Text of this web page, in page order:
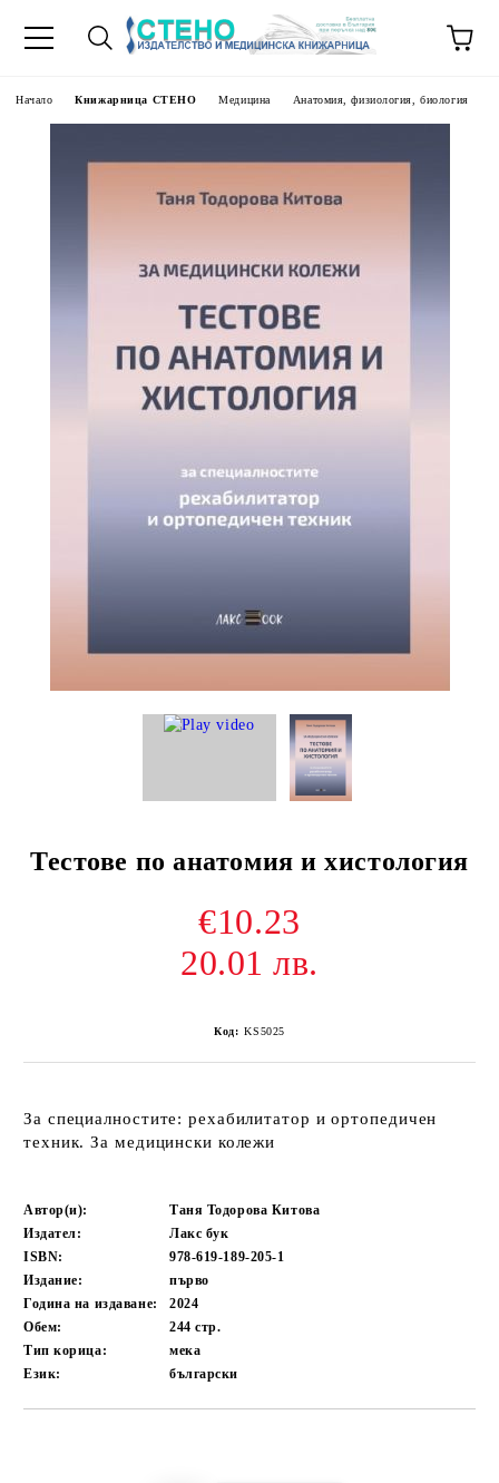
Начало Книжарница СТЕНО Медицина Анатомия, физиология, биология
Тестове по анатомия и хистология
€10.23
20.01 лв.
Код: KS5025
За специалностите: рехабилитатор и ортопедичен
техник. За медицински колежи
Автор(и):
Таня Тодорова Китова
Издател:
Лакс бук
ISBN:
978-619-189-205-1
Издание:
първо
Година на издаване:
2024
Обем:
244стр.
Тип корица:
мека
Език:
български